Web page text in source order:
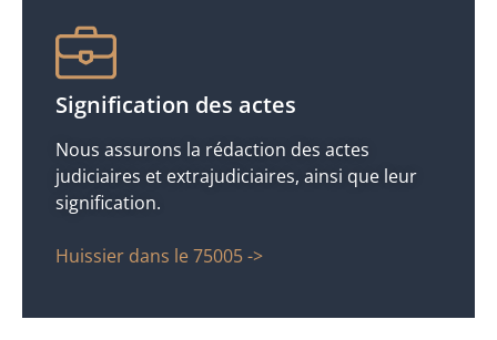
Signification des actes
Nous assurons la rédaction des actes
judiciaires et extrajudiciaires, ainsi que leur
signification.
Huissier dans le 75005 ->